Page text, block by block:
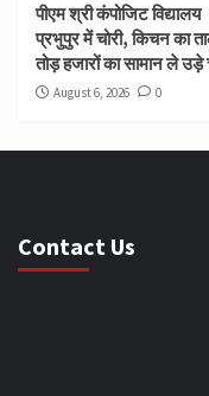
पीएम श्री कंपोजिट विद्यालय
प्रभुपुर में चोरी, किचन का
तोड़ हजारों का सामान ले उड़े
August 6, 2026 0
Contact Us